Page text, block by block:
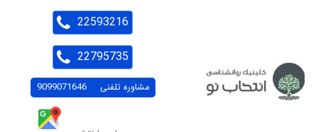
مشاوره تلفنی 9099071646
22593216
22795735